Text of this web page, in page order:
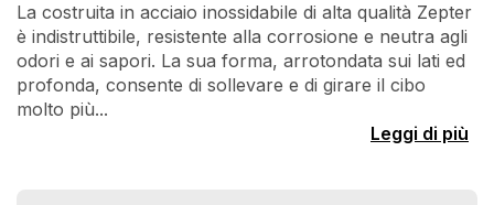
La costruita in acciaio inossidabile di alta qualità Zepter
è indistruttibile, resistente alla corrosione e neutra agli
odori e ai sapori. La sua forma, arrotondata sui lati ed
profonda, consente di sollevare e di girare il cibo
molto più...
Leggi di più